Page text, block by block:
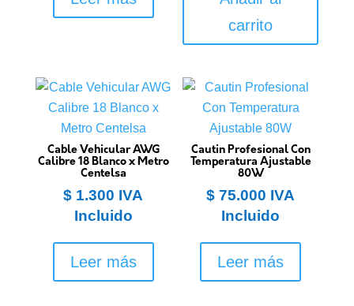
carrito
Cable Vehicular AWG
Calibre 18 Blanco x Metro
Centelsa
$ 1.300 IVA
Incluido
Leer más
Cautin Profesional Con
Temperatura Ajustable
80W
$ 75.000 IVA
Incluido
Leer más